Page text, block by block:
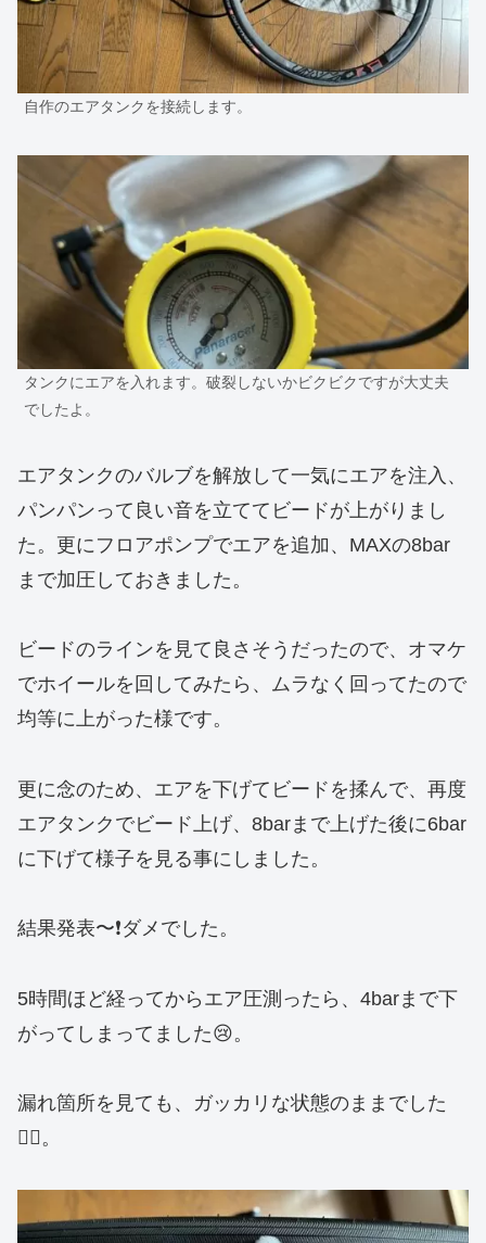
自作のエアタンクを接続します。
タンクにエアを入れます。破裂しないかビクビクですが大丈夫
でしたよ。
エアタンクのバルブを解放して一気にエアを注入、
パンパンって良い音を立ててビードが上がりまし
た。更にフロアポンプでエアを追加、MAXの8bar
まで加圧しておきました。
ビードのラインを見て良さそうだったので、オマケ
でホイールを回してみたら、ムラなく回ってたので
均等に上がった様です。
更に念のため、エアを下げてビードを揉んで、再度
エアタンクでビード上げ、8barまで上げた後に6bar
に下げて様子を見る事にしました。
結果発表〜❗️ダメでした。
5時間ほど経ってからエア圧測ったら、4barまで下
がってしまってました😢。
漏れ箇所を見ても、ガッカリな状態のままでした
😮‍💨。